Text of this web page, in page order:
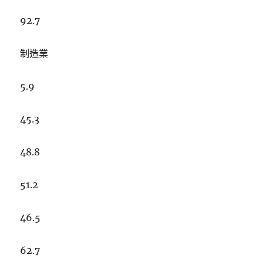
92.7
制造業
5.9
45.3
48.8
51.2
46.5
62.7